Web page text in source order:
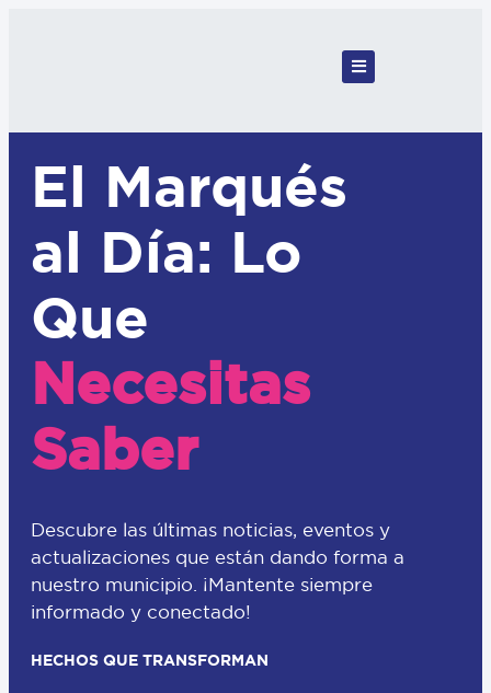
El Marqués
al Día: Lo
Que
Necesitas
Saber
Descubre las últimas noticias, eventos y
actualizaciones que están dando forma a
nuestro municipio. ¡Mantente siempre
informado y conectado!
HECHOS QUE TRANSFORMAN